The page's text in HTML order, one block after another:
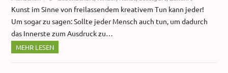
Kunst im Sinne von freilassendem kreativem Tun kann jeder!
Um sogar zu sagen: Sollte jeder Mensch auch tun, um dadurch
das Innerste zum Ausdruck zu…
MEHR LESEN